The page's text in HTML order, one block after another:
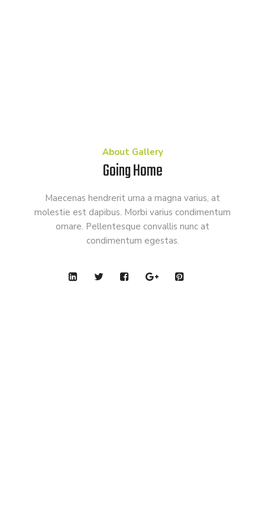
About Gallery
Going Home
Maecenas hendrerit urna a magna varius, at
molestie est dapibus. Morbi varius condimentum
ornare. Pellentesque convallis nunc at
condimentum egestas.